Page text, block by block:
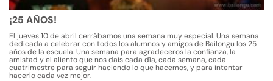
¡25 AÑOS!
El jueves 10 de abril cerrábamos una semana muy especial. Una semana
dedicada a celebrar con todos los alumnos y amigos de Bailongu los 25
años de la escuela. Una semana para agradeceros la confianza, la
amistad y el aliento que nos dais cada día, cada semana, cada
cuatrimestre para seguir haciendo lo que hacemos, y para intentar
hacerlo cada vez mejor.